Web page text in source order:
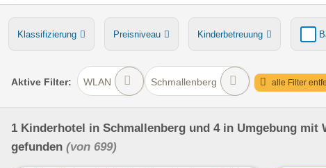
Klassifizierung Preisniveau Kinderbetreuung
Verpflegung Bauernhof Ponyreiten
Aktive Filter: WLAN Schmallenberg alle Filter
1 Kinderhotel in Schmallenberg und 4 in Umgebung mit
gefunden (von 699)